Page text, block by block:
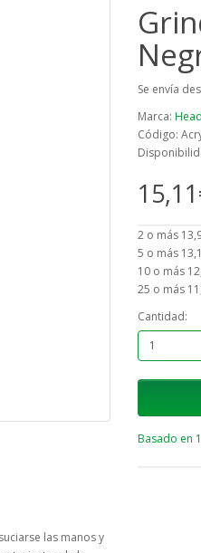
las manos y
Se envía
Marca:
Código:
2 o más
5 o más
10 o más
25 o más
Cantidad:
Basado en